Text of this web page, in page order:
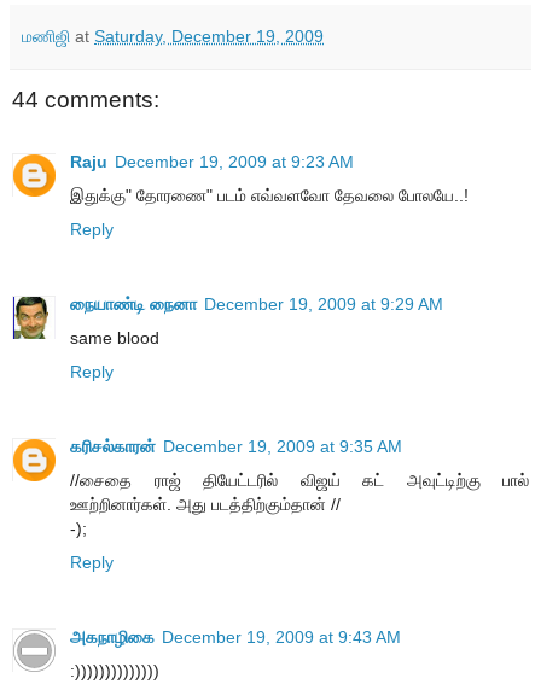
மணிஜி at Saturday, December 19, 2009
44 comments:
Raju December 19, 2009 at 9:23 AM
இதுக்கு" தோரணை" படம் எவ்வளவோ தேவலை போலயே..!
Reply
நையாண்டி நைனா December 19, 2009 at 9:29 AM
same blood
Reply
க‌ரிச‌ல்கார‌ன் December 19, 2009 at 9:35 AM
//சைதை ராஜ் தியேட்டரில் விஜய் கட் அவுட்டிற்கு பால்
ஊற்றினார்கள். அது படத்திற்கும்தான் //
-);
Reply
அகநாழிகை December 19, 2009 at 9:43 AM
:))))))))))))))